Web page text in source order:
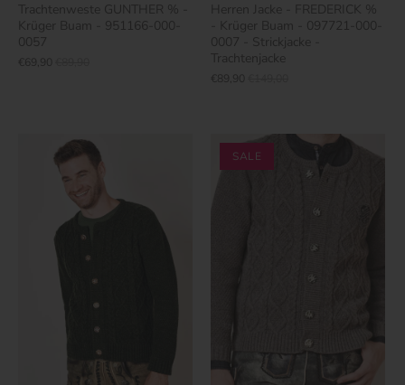
Trachtenweste GUNTHER % -
Krüger Buam - 951166-000-
0057
€69,90
Herren Jacke - FREDERICK %
- Krüger Buam - 097721-000-
0007 - Strickjacke -
Trachtenjacke
€89,90
SALE